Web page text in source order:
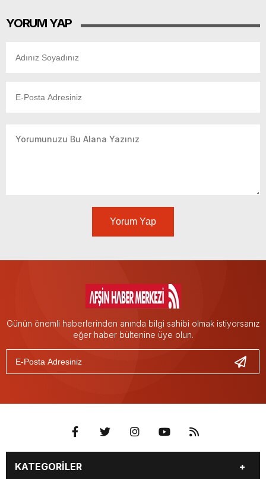
YORUM YAP
Yorum Yap
Günün önemli haberlerinden anında bilgi sahibi olmak istiyorsanız
eğer haber bültenine üye olun.
KATEGORİLER